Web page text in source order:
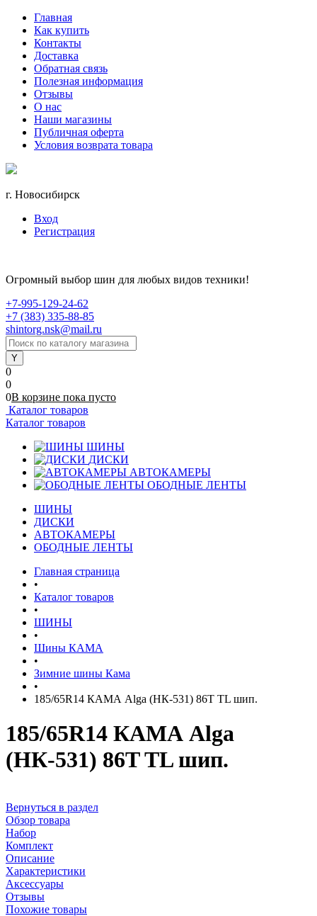
Главная
Как купить
Контакты
Доставка
Обратная связь
Полезная информация
Отзывы
О нас
Наши магазины
Публичная оферта
Условия возврата товара
г. Новосибирск
Вход
Регистрация
Огромный выбор шин для любых видов техники!
+7-995-129-24-62
+7 (383) 335-88-85
shintorg.nsk@mail.ru
0
0
0В корзине пока пусто
Каталог товаров
Каталог товаров
ШИНЫ
ДИСКИ
АВТОКАМЕРЫ
ОБОДНЫЕ ЛЕНТЫ
ШИНЫ
ДИСКИ
АВТОКАМЕРЫ
ОБОДНЫЕ ЛЕНТЫ
Главная страница
•
Каталог товаров
•
ШИНЫ
•
Шины КАМА
•
Зимние шины Кама
•
185/65R14 КАМА Alga (НК-531) 86T TL шип.
185/65R14 КАМА Alga
(НК-531) 86T TL шип.
Вернуться в раздел
Обзор товара
Набор
Комплект
Описание
Характеристики
Аксессуары
Отзывы
Похожие товары